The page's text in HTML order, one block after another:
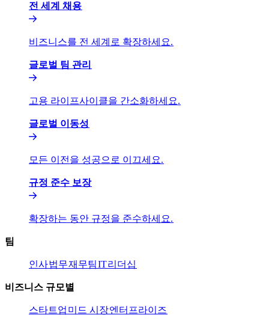
전 세계 채용​​
비즈니스를 전 세계로 확장하세요.​​
글로벌 팀 관리​​
고용 라이프사이클을 간소화하세요.​​
글로벌 이동성​​
모든 이전을 성공으로 이끄세요.​​
규정 준수 보장​​
확장하는 동안 규정을 준수하세요.​​
팀​​
인사​​법무​​재무팀​​IT​​리더십​​
비즈니스 규모별​​
스타트업​​ 미드 시장​​엔터프라이즈​​